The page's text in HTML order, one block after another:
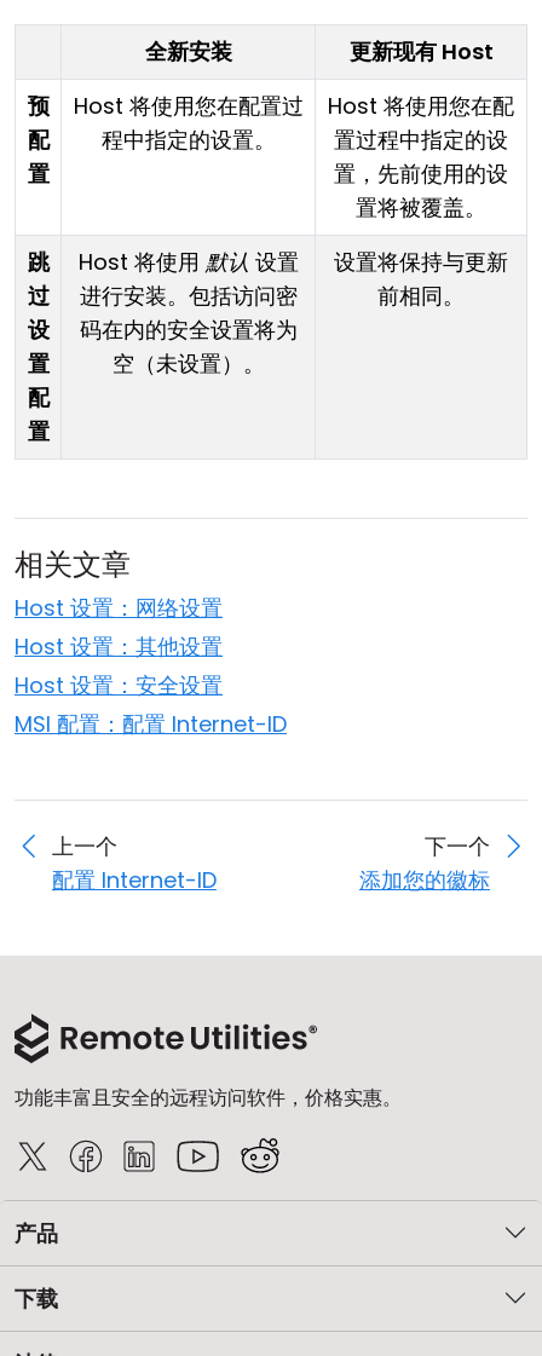
全新安装
更新现有 Host
预
配
置
Host 将使用您在配置过
程中指定的设置。
Host 将使用您在配
置过程中指定的设
置，先前使用的设
置将被覆盖。
跳
过
设
置
配
置
Host 将使用 默认 设置
进行安装。包括访问密
码在内的安全设置将为
空（未设置）。
设置将保持与更新
前相同。
相关文章
Host 设置：网络设置
Host 设置：其他设置
Host 设置：安全设置
MSI 配置：配置 Internet-ID
上一个
配置 Internet-ID
下一个
添加您的徽标
功能丰富且安全的远程访问软件，价格实惠。
产品
下载